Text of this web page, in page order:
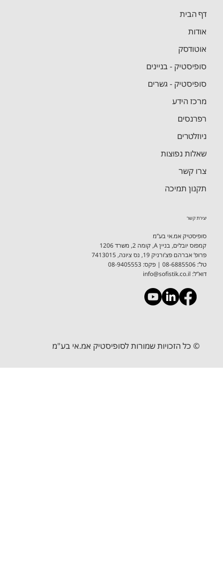
יצירת קשר
סופיסטיק אמ.אי בע”מ
קמפוס יובלים, בניין A, קומה 2, משרד 1206
פרופ’ אברהם פצ’ורניק 19, נס ציונה, 7413015
טל’: 08-6885506 ​| פקס: 08-9405553
דוא”ל: info@sofistik.co.il
דף הבית
אודות
אוטודסק
סופיסטיק - בניינים
סופיסטיק - גשרים
מרכז הידע
רפרנסים
ניוזלטרים
שאלות נפוצות
צרו קשר
תקנון תמיכה
© כל הזכויות שמורות לסופיסטיק אמ.אי בע"מ